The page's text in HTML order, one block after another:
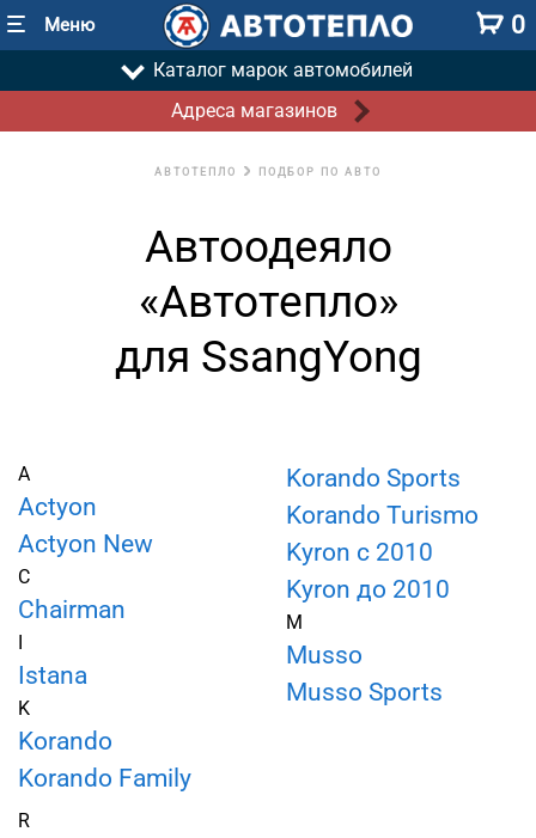
Меню 0
Каталог марок автомобилей
Адреса магазинов
АВТОТЕПЛО ПОДБОР ПО АВТО
Автоодеяло
«Автотепло»
для SsangYong
A
Actyon
Actyon New
C
Chairman
I
Istana
K
Korando
Korando Family
Korando Sports
Korando Turismo
Kyron c 2010
Kyron до 2010
M
Musso
Musso Sports
R